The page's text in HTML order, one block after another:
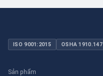
ISO 9001:2015 OSHA 1910.147
Sản phẩm